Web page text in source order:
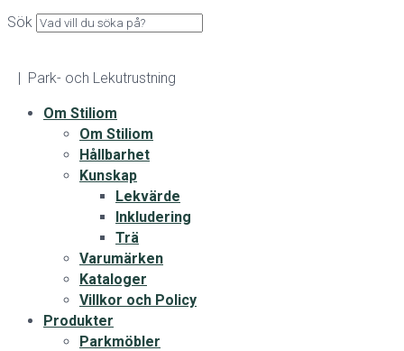
Sök
| Park- och Lekutrustning
Om Stiliom
Om Stiliom
Hållbarhet
Kunskap
Lekvärde
Inkludering
Trä
Varumärken
Kataloger
Villkor och Policy
Produkter
Parkmöbler